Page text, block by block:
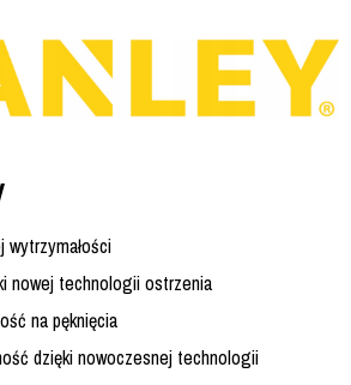
nowej technologii ostrzenia
na pęknięcia
dzięki nowoczesnej technologii